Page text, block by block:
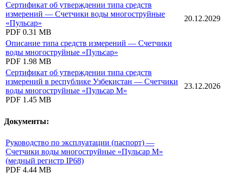
Сертификат об утверждении типа средств
измерений — Счетчики воды многоструйные
«Пульсар»
PDF 0.31 MB
20.12.2029
Описание типа средств измерений — Счетчики
воды многоструйные «Пульсар»
PDF 1.98 MB
Сертификат об утверждении типа средств
измерений в республике Узбекистан — Счетчики
воды многоструйные «Пульсар М»
PDF 1.45 MB
23.12.2026
Документы:
Руководство по эксплуатации (паспорт) —
Счетчики воды многоструйные «Пульсар М»
(медный регистр IP68)
PDF 4.44 MB